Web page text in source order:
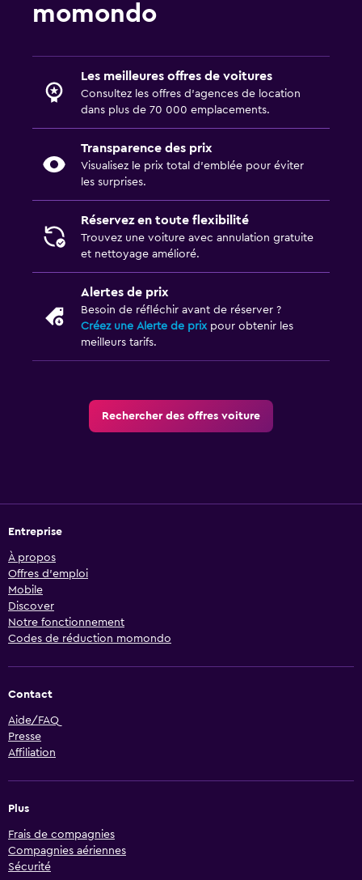
momondo
Les meilleures offres de voitures
Consultez les offres d’agences de location
dans plus de 70 000 emplacements.
Transparence des prix
Visualisez le prix total d’emblée pour éviter
les surprises.
Réservez en toute flexibilité
Trouvez une voiture avec annulation gratuite
et nettoyage amélioré.
Alertes de prix
Besoin de réfléchir avant de réserver ?
Créez une Alerte de prixpour obtenir les
meilleurs tarifs.
Rechercher des offres voiture
Entreprise
À propos
Offres d’emploi
Mobile
Discover
Notre fonctionnement
Codes de réduction momondo
Contact
Aide/FAQ
Presse
Affiliation
Plus
Frais de compagnies
Compagnies aériennes
Sécurité